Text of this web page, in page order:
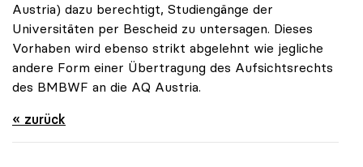
Austria) dazu berechtigt, Studiengänge der
Universitäten per Bescheid zu untersagen. Dieses
Vorhaben wird ebenso strikt abgelehnt wie jegliche
andere Form einer Übertragung des Aufsichtsrechts
des BMBWF an die AQ Austria.
« zurück